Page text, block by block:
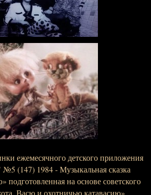
ежемесячного детского приложения
(147) 1984 - Музыкальная сказка
подготовленная на основе советского
Васю и охотничью катавасию»